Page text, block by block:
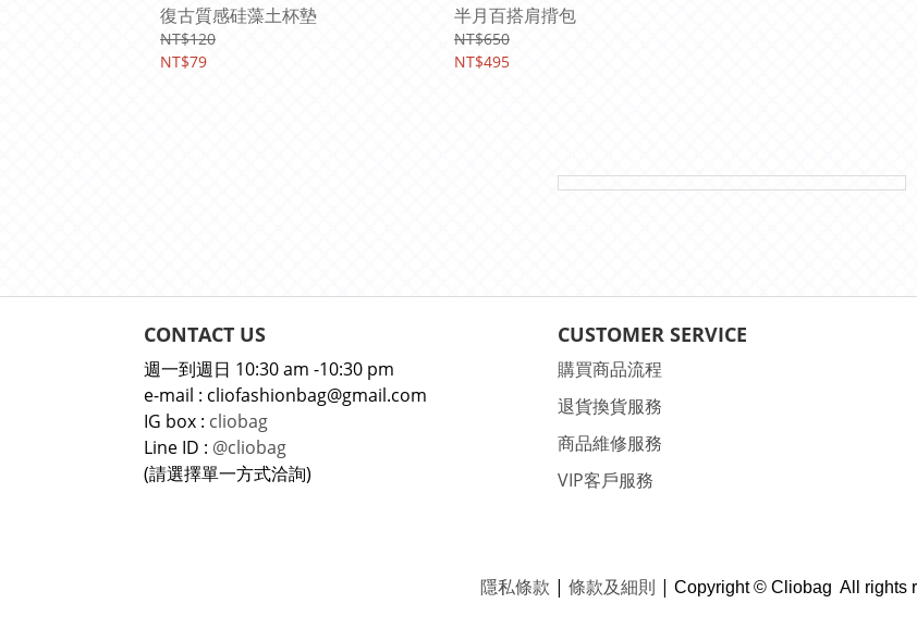
復古質感硅藻土杯墊
NT$120
NT$79
半月百搭肩揹包
NT$650
NT$495
CONTACT US
週一到週日 10:30 am -10:30 pm
e-mail : cliofashionbag@gmail.com
IG box : cliobag
Line ID : @cliobag
(請選擇單一方式洽詢)
CUSTOMER SERVICE
購買商品流程
退貨換貨服務
商品維修服務
VIP客戶服務
隱私條款 | 條款及細則 | Copyright © Cliobag All rights